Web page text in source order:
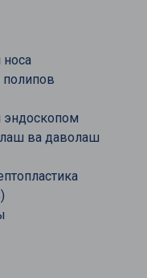
полипов
эндоскопом
ва даволаш